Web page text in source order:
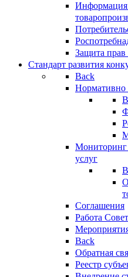
Информация
Защита прав
Стандарт развития
Back
Нормативно
Мониторинг
услуг
Соглашения
Работа
Back
Обратная
Реестр